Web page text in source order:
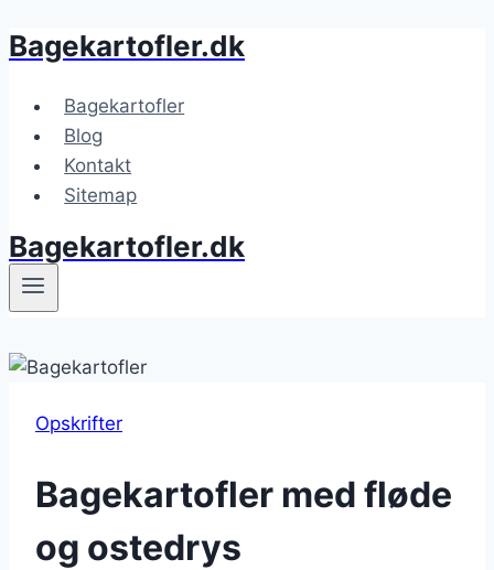
Fortsæt
indhold
Bagekartofler.dk
Bagekartofler
Blog
Kontakt
Sitemap
Bagekartofler.dk
Opskrifter
Bagekartofler med fløde
og ostedrys